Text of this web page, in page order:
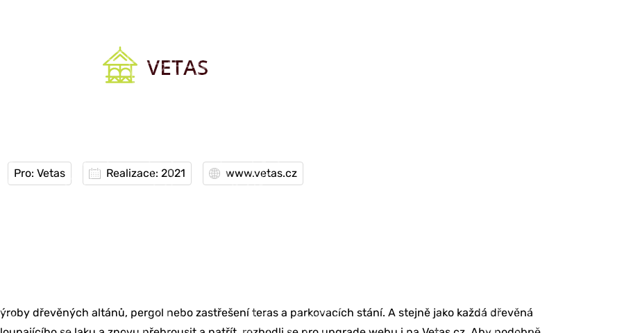
Pro: Vetas Realizace: 2021 www.vetas.cz
dřevěných altánů, pergol nebo zastřešení teras a parkovacích stání. A stejně jako každá dřevěná